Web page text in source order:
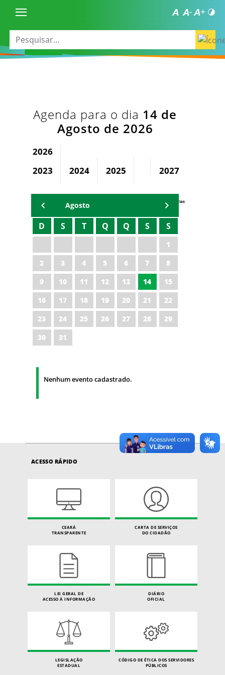
Agenda para o dia 14 de
Agosto de 2026
2026
2023
2024 2025 2027
Agenda Secretárias
Agosto
D S T Q Q S S
1
2
3 4 5 6 7
8
9
10 11 12 13 14
15
16
17 18 19 20 21
22
23
24 25 26 27 28
29
30
31
Nenhum evento cadastrado.
ACESSO RÁPIDO
CEARÁ
TRANSPARENTE
CARTA DE SERVIÇOS
DO CIDADÃO
LEI GERAL DE
ACESSO À INFORMAÇÃO
DIÁRIO
OFICIAL
LEGISLAÇÃO
ESTADUAL
CÓDIGO DE ÉTICA DOS SERVIDORES
PÚBLICOS